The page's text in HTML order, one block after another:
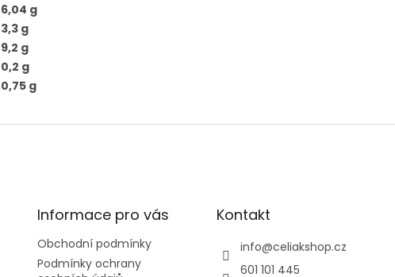
6,04 g
3,3 g
9,2 g
0,2 g
0,75 g
Informace pro vás
Obchodní podmínky
Podmínky ochrany
Kontakt
info@celiakshop.cz
601 101 445